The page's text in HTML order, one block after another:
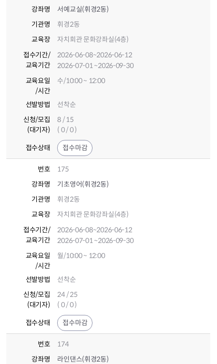
강좌명
서예교실(휘경2동)
기관명
휘경2동
교육장
자치회관 문화강좌실(4층)
접수기간/
교육기간
2026-06-08~2026-06-12
2026-07-01~2026-09-30
교육요일
/시간
수/10:00 ~ 12:00
선발방법
선착순
신청/모집
(대기자)
8 / 15
( 0 / 0 )
접수상태 접수마감
번호
175
강좌명
기초영어(휘경2동)
기관명
휘경2동
교육장
자치회관 문화강좌실(4층)
접수기간/
교육기간
2026-06-08~2026-06-12
2026-07-01~2026-09-30
교육요일
/시간
월/10:00 ~ 12:00
선발방법
선착순
신청/모집
(대기자)
24 / 25
( 0 / 0 )
접수상태 접수마감
번호
174
강좌명
라인댄스(휘경2동)